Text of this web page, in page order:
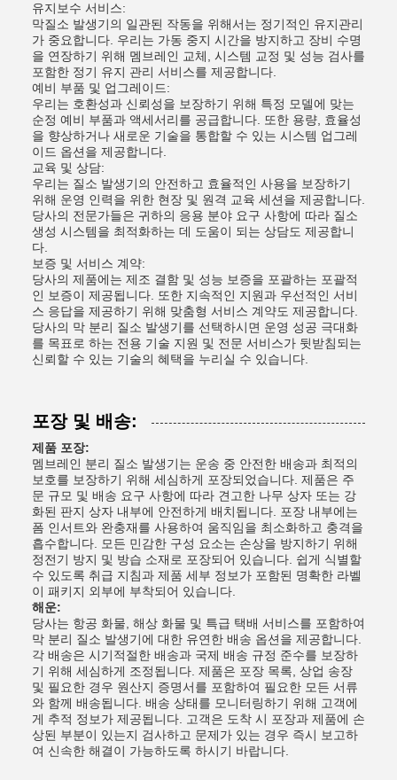
유지보수 서비스:
막질소 발생기의 일관된 작동을 위해서는 정기적인 유지관리
가 중요합니다. 우리는 가동 중지 시간을 방지하고 장비 수명
을 연장하기 위해 멤브레인 교체, 시스템 교정 및 성능 검사를
포함한 정기 유지 관리 서비스를 제공합니다.
예비 부품 및 업그레이드:
우리는 호환성과 신뢰성을 보장하기 위해 특정 모델에 맞는
순정 예비 부품과 액세서리를 공급합니다. 또한 용량, 효율성
을 향상하거나 새로운 기술을 통합할 수 있는 시스템 업그레
이드 옵션을 제공합니다.
교육 및 상담:
우리는 질소 발생기의 안전하고 효율적인 사용을 보장하기
위해 운영 인력을 위한 현장 및 원격 교육 세션을 제공합니다.
당사의 전문가들은 귀하의 응용 분야 요구 사항에 따라 질소
생성 시스템을 최적화하는 데 도움이 되는 상담도 제공합니
다.
보증 및 서비스 계약:
당사의 제품에는 제조 결함 및 성능 보증을 포괄하는 포괄적
인 보증이 제공됩니다. 또한 지속적인 지원과 우선적인 서비
스 응답을 제공하기 위해 맞춤형 서비스 계약도 제공합니다.
당사의 막 분리 질소 발생기를 선택하시면 운영 성공 극대화
를 목표로 하는 전용 기술 지원 및 전문 서비스가 뒷받침되는
신뢰할 수 있는 기술의 혜택을 누리실 수 있습니다.
포장 및 배송:
제품 포장:
멤브레인 분리 질소 발생기는 운송 중 안전한 배송과 최적의
보호를 보장하기 위해 세심하게 포장되었습니다. 제품은 주
문 규모 및 배송 요구 사항에 따라 견고한 나무 상자 또는 강
화된 판지 상자 내부에 안전하게 배치됩니다. 포장 내부에는
폼 인서트와 완충재를 사용하여 움직임을 최소화하고 충격을
흡수합니다. 모든 민감한 구성 요소는 손상을 방지하기 위해
정전기 방지 및 방습 소재로 포장되어 있습니다. 쉽게 식별할
수 있도록 취급 지침과 제품 세부 정보가 포함된 명확한 라벨
이 패키지 외부에 부착되어 있습니다.
해운:
당사는 항공 화물, 해상 화물 및 특급 택배 서비스를 포함하여
막 분리 질소 발생기에 대한 유연한 배송 옵션을 제공합니다.
각 배송은 시기적절한 배송과 국제 배송 규정 준수를 보장하
기 위해 세심하게 조정됩니다. 제품은 포장 목록, 상업 송장
및 필요한 경우 원산지 증명서를 포함하여 필요한 모든 서류
와 함께 배송됩니다. 배송 상태를 모니터링하기 위해 고객에
게 추적 정보가 제공됩니다. 고객은 도착 시 포장과 제품에 손
상된 부분이 있는지 검사하고 문제가 있는 경우 즉시 보고하
여 신속한 해결이 가능하도록 하시기 바랍니다.